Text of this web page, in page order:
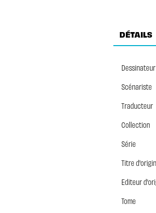
DÉTAILS
Dessinateur
Scénariste
Traducteur
Collection
Série
Titre
Editeur
Tome